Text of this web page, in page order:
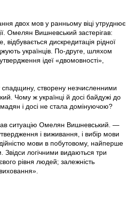
двох мов у ранньому віці утруднює
Омелян Вишневський застерігав:
дискредитація рідної
українців. По-друге, шляхом
ідеї «двомовності»,
спадщину, створену незчисленними
Чому ж українці й досі байдужі до
і досі не стала домінуючою?
ситуацію Омелян Вишневський. —
і виживання, і вибір мови
мови в побутовому, найперше
Звідси логічними видаються три
рівня людей; залежність